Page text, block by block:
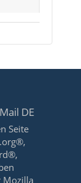
DE
Seite
Mozilla